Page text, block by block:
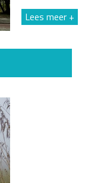
Lees meer +